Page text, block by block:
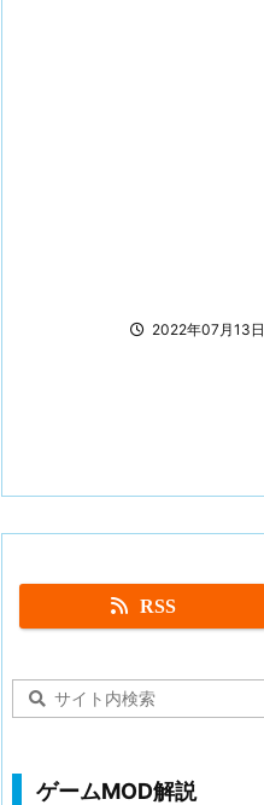
2022年07月13日
RSS
ゲームMOD解説